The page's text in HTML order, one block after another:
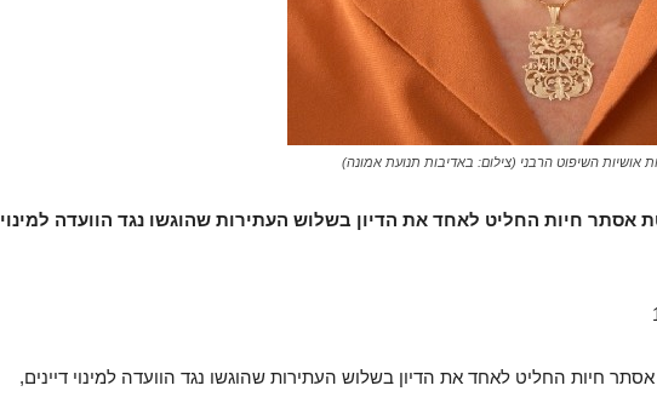
השיפוט הרבני (צילום: באדיבות תנועת אמונה)
חיות החליט לאחד את הדיון בשלוש העתירות שהוגשו נגד הוועדה למינוי
חיות החליט לאחד את הדיון בשלוש העתירות שהוגשו נגד הוועדה למינוי דיינים,